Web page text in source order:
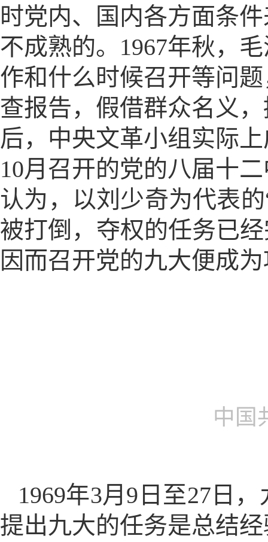
时党内、国内各方面条
不成熟的。1967年秋，
作和什么时候召开等问
查报告，假借群众名义
后，中央文革小组实际
10月召开的党的八届十
认为，以刘少奇为代表
被打倒，夺权的任务已
因而召开党的九大便成
中国
1969年3月9日至27日
提出九大的任务是总结